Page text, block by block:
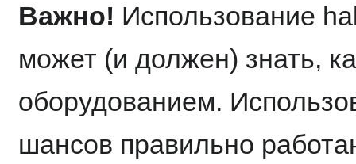
Важно! Использование
может (и должен) знать,
оборудованием.
шансов правильно